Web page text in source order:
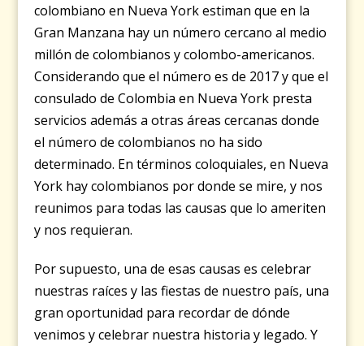
colombiano en Nueva York estiman que en la
Gran Manzana hay un número cercano al medio
millón de colombianos y colombo-americanos.
Considerando que el número es de 2017 y que el
consulado de Colombia en Nueva York presta
servicios además a otras áreas cercanas donde
el número de colombianos no ha sido
determinado. En términos coloquiales, en Nueva
York hay colombianos por donde se mire, y nos
reunimos para todas las causas que lo ameriten
y nos requieran.
Por supuesto, una de esas causas es celebrar
nuestras raíces y las fiestas de nuestro país, una
gran oportunidad para recordar de dónde
venimos y celebrar nuestra historia y legado. Y